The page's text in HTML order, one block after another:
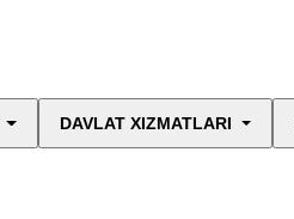
DAVLAT XIZMATLARI